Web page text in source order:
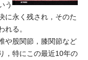
う
に永く残され，そのた
る。
や股関節，膝関節など
，特にこの最近10年の